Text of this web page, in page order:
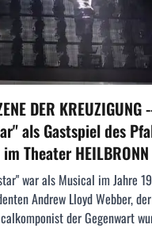
DER KREUZIGUNG
als Gastspiel des
Theater HEILBRONN
war als Musical im Jahre
Andrew Lloyd Webber,
der Gegenwart